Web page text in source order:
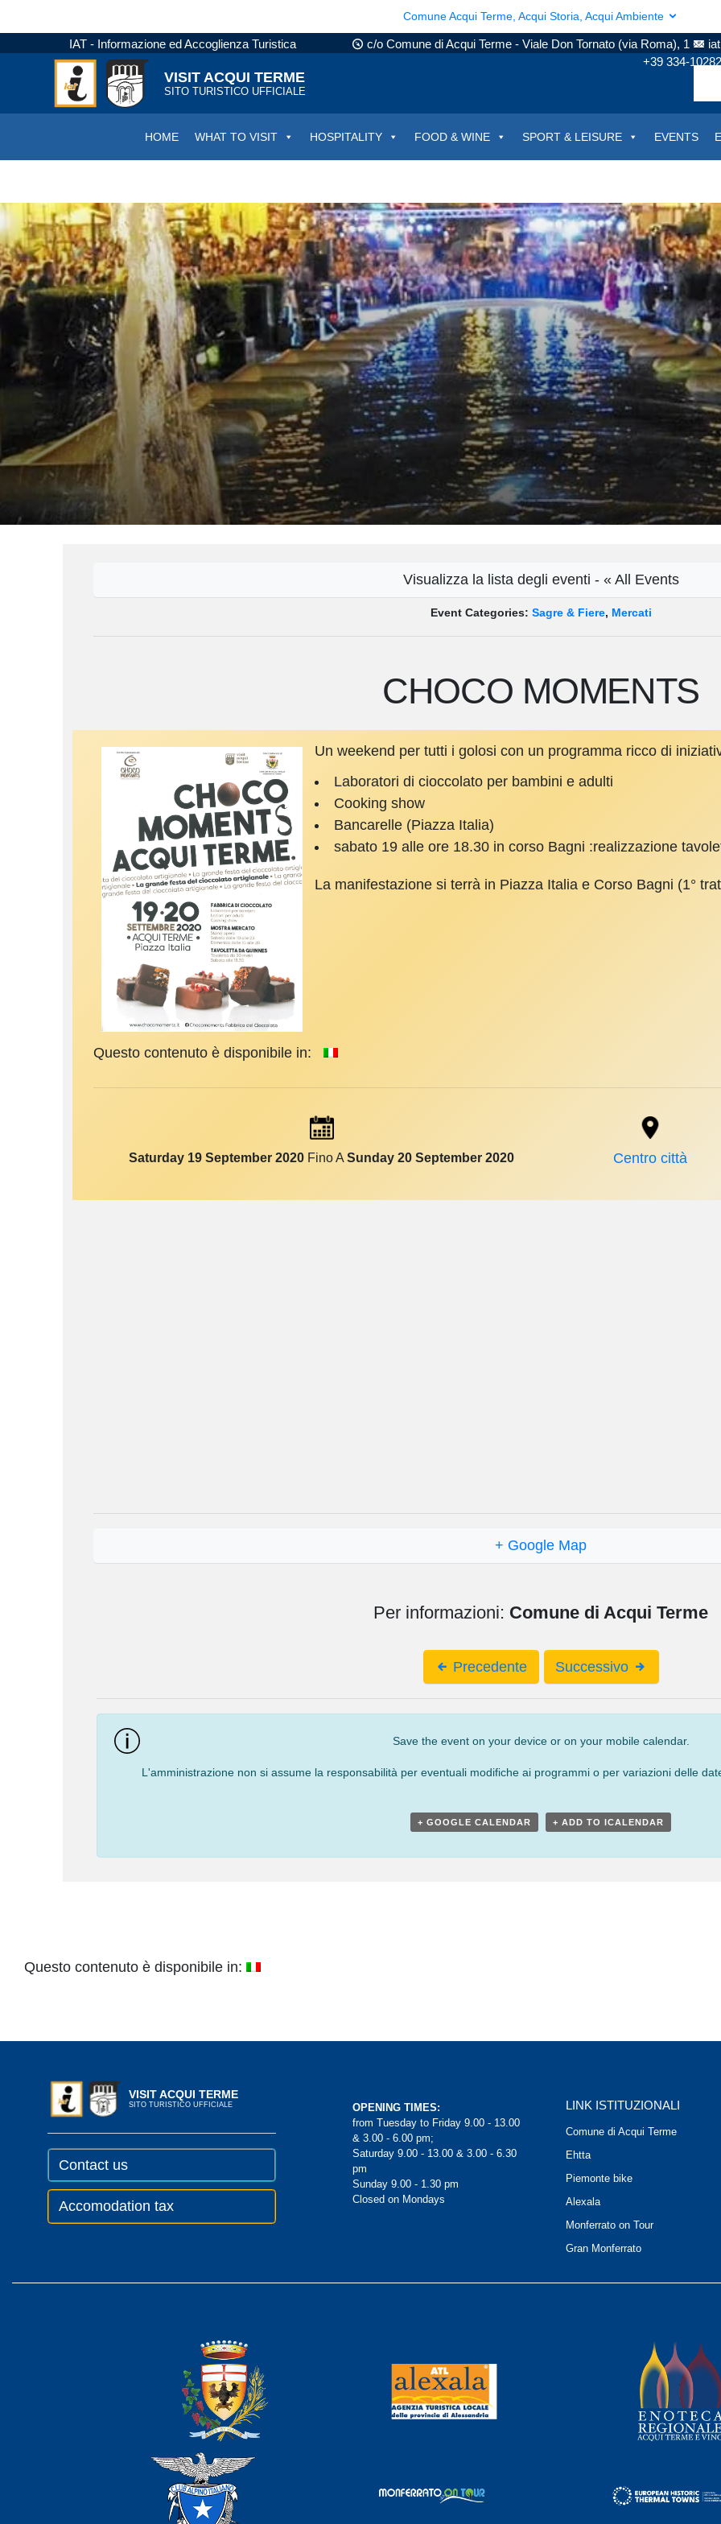
Comune Acqui Terme, Acqui Storia, Acqui Ambiente
IAT - Informazione ed Accoglienza Turistica c/o Comune di Acqui Terme - Viale Don Tornato (via Roma), 1
+39 334-
VISIT ACQUI TERME
SITO TURISTICO UFFICIALE
HOME WHAT TO VISIT HOSPITALITY FOOD & WINE SPORT & LEISURE EVENTS
Visualizza la lista degli eventi - « All Events
Event Categories: Sagre & Fiere, Mercati
CHOCO MOMENTS
Un weekend per tutti i golosi con un programma ricco di
Laboratori di cioccolato per bambini e adulti
Cooking show
Bancarelle (Piazza Italia)
sabato 19 alle ore 18.30 in corso Bagni :realizzazione
La manifestazione si terrà in Piazza Italia e Corso Bagni (1°
Questo contenuto è disponibile in:
Saturday 19 September 2020 Fino ASunday 20 September 2020 Centro città
+ Google Map
Per informazioni: Comune di Acqui Terme
Navigation
Precedente Successivo
Save the event on your device or on your mobile calendar.
L'amministrazione non si assume la responsabilità per eventuali modifiche ai programmi o per variazioni delle
+ GOOGLE CALENDAR + ADD TO ICALENDAR
Questo contenuto è disponibile in:
VISIT ACQUI TERME
SITO TURISTICO UFFICIALE
Contact us
Accomodation tax
OPENING TIMES:
from Tuesday to Friday 9.00 - 13.00
& 3.00 - 6.00 pm;
Saturday 9.00 - 13.00 & 3.00 - 6.30
pm
Sunday 9.00 - 1.30 pm
Closed on Mondays
LINK ISTITUZIONALI
Comune di Acqui Terme
Ehtta
Piemonte bike
Alexala
Monferrato on Tour
Gran Monferrato